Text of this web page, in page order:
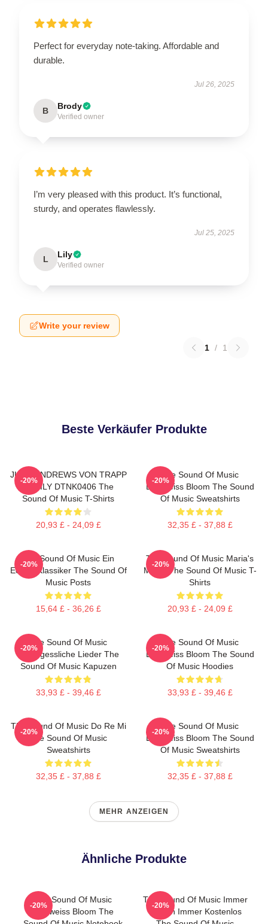
Perfect for everyday note-taking. Affordable and
durable.
Jul 26, 2025
B Brody
Verified owner
I’m very pleased with this product. It’s functional,
sturdy, and operates flawlessly.
Jul 25, 2025
L Lily
Verified owner
Write your review
1 / 1
Beste Verkäufer Produkte
JULIE ANDREWS VON TRAPP
FAMILY DTNK0406 The
Sound Of Music T-Shirts
20,93 £ - 24,09 £
-20%
The Sound Of Music
Edelweiss Bloom The Sound
Of Music Sweatshirts
32,35 £ - 37,88 £
-20%
The Sound Of Music Ein
Echter Klassiker The Sound Of
Music Posts
15,64 £ - 36,26 £
-20%
The Sound Of Music Maria's
Magic The Sound Of Music T-
Shirts
20,93 £ - 24,09 £
-20%
The Sound Of Music
Unvergessliche Lieder The
Sound Of Music Kapuzen
33,93 £ - 39,46 £
-20%
The Sound Of Music
Edelweiss Bloom The Sound
Of Music Hoodies
33,93 £ - 39,46 £
-20%
The Sound Of Music Do Re Mi
The Sound Of Music
Sweatshirts
32,35 £ - 37,88 £
-20%
The Sound Of Music
Edelweiss Bloom The Sound
Of Music Sweatshirts
32,35 £ - 37,88 £
-20%
MEHR ANZEIGEN
Ähnliche Produkte
The Sound Of Music
Edelweiss Bloom The
-20%
The Sound Of Music Immer
Singen Immer Kostenlos
-20%